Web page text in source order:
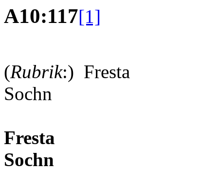
A10:117[1]
(Rubrik:) Fresta
Fresta
Sochn